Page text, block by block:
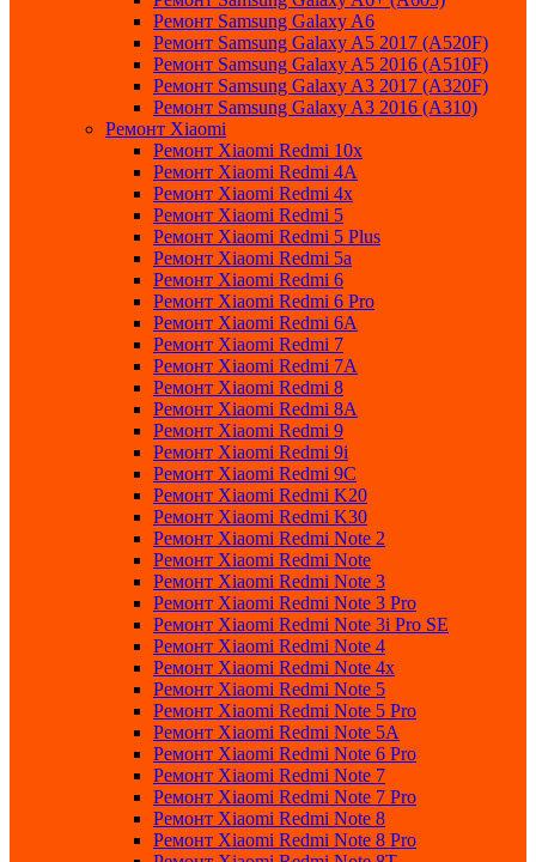
Ремонт Samsung Galaxy A6
Ремонт Samsung Galaxy A5 2017 (A520F)
Ремонт Samsung Galaxy A5 2016 (A510F)
Ремонт Samsung Galaxy A3 2017 (A320F)
Ремонт Samsung Galaxy A3 2016 (A310)
Ремонт Xiaomi
Ремонт Xiaomi Redmi 10x
Ремонт Xiaomi Redmi 4A
Ремонт Xiaomi Redmi 4x
Ремонт Xiaomi Redmi 5
Ремонт Xiaomi Redmi 5 Plus
Ремонт Xiaomi Redmi 5a
Ремонт Xiaomi Redmi 6
Ремонт Xiaomi Redmi 6 Pro
Ремонт Xiaomi Redmi 6A
Ремонт Xiaomi Redmi 7
Ремонт Xiaomi Redmi 7A
Ремонт Xiaomi Redmi 8
Ремонт Xiaomi Redmi 8A
Ремонт Xiaomi Redmi 9
Ремонт Xiaomi Redmi 9i
Ремонт Xiaomi Redmi 9C
Ремонт Xiaomi Redmi K20
Ремонт Xiaomi Redmi K30
Ремонт Xiaomi Redmi Note 2
Ремонт Xiaomi Redmi Note
Ремонт Xiaomi Redmi Note 3
Ремонт Xiaomi Redmi Note 3 Pro
Ремонт Xiaomi Redmi Note 3i Pro SE
Ремонт Xiaomi Redmi Note 4
Ремонт Xiaomi Redmi Note 4x
Ремонт Xiaomi Redmi Note 5
Ремонт Xiaomi Redmi Note 5 Pro
Ремонт Xiaomi Redmi Note 5A
Ремонт Xiaomi Redmi Note 6 Pro
Ремонт Xiaomi Redmi Note 7
Ремонт Xiaomi Redmi Note 7 Pro
Ремонт Xiaomi Redmi Note 8
Ремонт Xiaomi Redmi Note 8 Pro